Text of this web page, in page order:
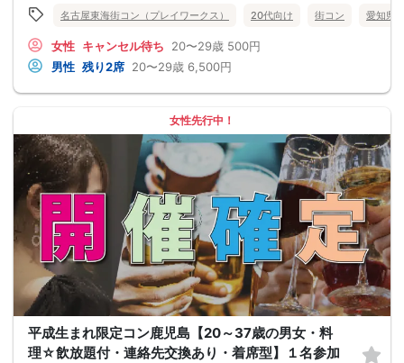
名古屋東海街コン（プレイワークス） 20代向け 街コン 愛知県
女性 キャンセル待ち 20〜29歳 500円
男性 残り2席 20〜29歳 6,500円
女性先行中！
平成生まれ限定コン鹿児島【20～37歳の男女・料
理☆飲放題付・連絡先交換あり・着席型】１名参加